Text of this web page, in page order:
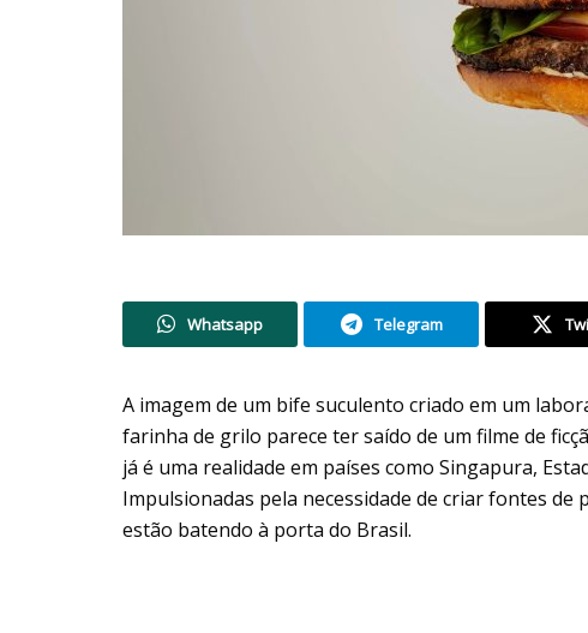
Whatsapp Telegram
A imagem de um bife suculento criado em um
farinha de grilo parece ter saído de um filme de
já é uma realidade em países como Singapura,
Impulsionadas pela necessidade de criar fontes
estão batendo à porta do Brasil.